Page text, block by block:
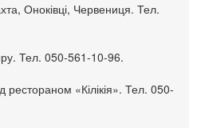
Оноківці, Червениця. Тел.
Тел. 050-561-10-96.
«Кілікія». Тел. 050-